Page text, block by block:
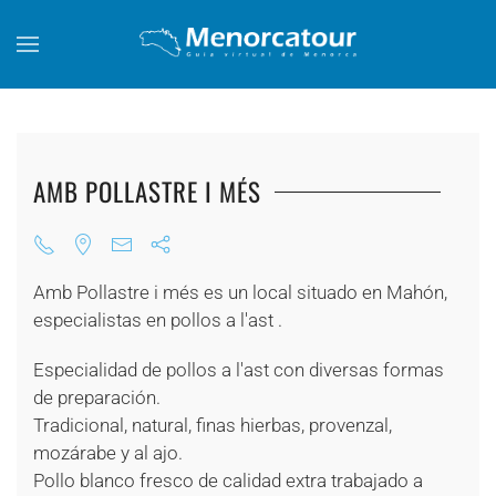
Skip to main content
AMB POLLASTRE I MÉS
Amb Pollastre i més es un local situado en Mahón,
especialistas en pollos a l'ast .
Especialidad de pollos a l'ast con diversas formas
de preparación.
Tradicional, natural, finas hierbas, provenzal,
mozárabe y al ajo.
Pollo blanco fresco de calidad extra trabajado a